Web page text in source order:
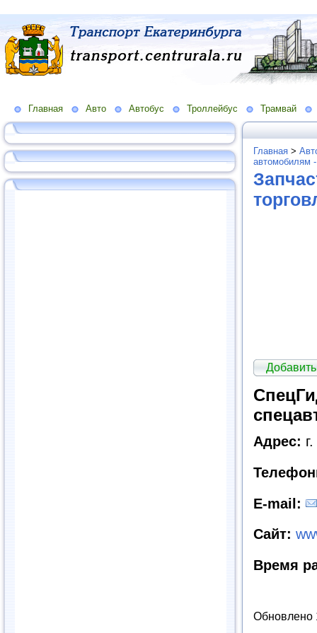
Главная Авто Автобус Троллейбус Трамвай
Главная >
автомобилям -
Адрес:
E-mail :
Сайт:
Время
Обновлено